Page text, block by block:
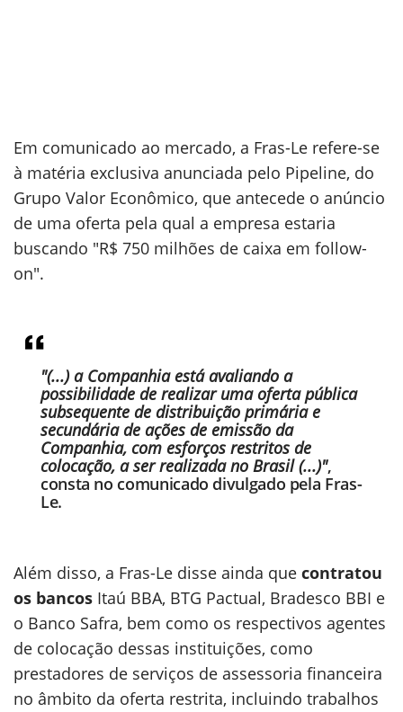
Em comunicado ao mercado, a Fras-Le refere-se
à matéria exclusiva anunciada pelo Pipeline, do
Grupo Valor Econômico, que antecede o anúncio
de uma oferta pela qual a empresa estaria
buscando "R$ 750 milhões de caixa em follow-
on".
"(...) a Companhia está avaliando a
possibilidade de realizar uma oferta pública
subsequente de distribuição primária e
secundária de ações de emissão da
Companhia, com esforços restritos de
colocação, a ser realizada no Brasil (...)",
consta no comunicado divulgado pela Fras-
Le.
Além disso, a Fras-Le disse ainda que contratou
os bancos Itaú BBA, BTG Pactual, Bradesco BBI e
o Banco Safra, bem como os respectivos agentes
de colocação dessas instituições, como
prestadores de serviços de assessoria financeira
no âmbito da oferta restrita, incluindo trabalhos